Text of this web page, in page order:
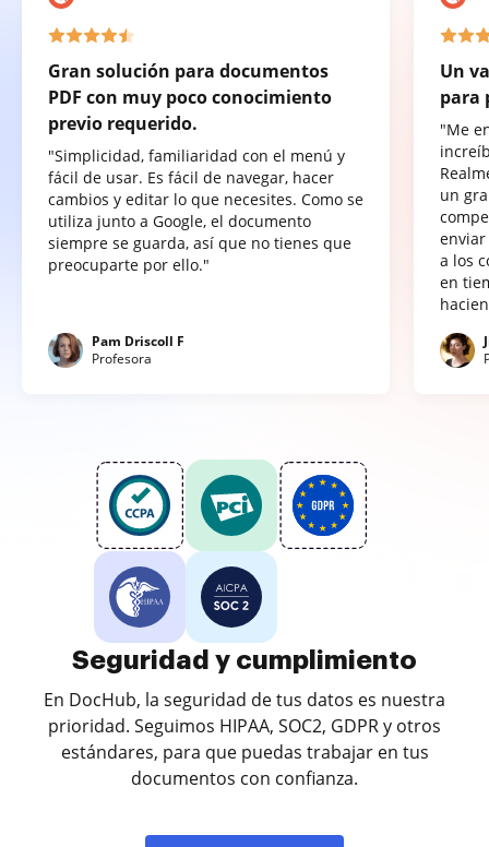
Gran solución para documentos
PDF con muy poco conocimiento
previo requerido.
"Simplicidad, familiaridad con el menú y
fácil de usar. Es fácil de navegar, hacer
cambios y editar lo que necesites. Como se
utiliza junto a Google, el documento
siempre se guarda, así que no tienes que
preocuparte por ello."
Pam Driscoll F
Profesora
Un
para
"Me
un
a los
en
Seguridad y cumplimiento
En DocHub, la seguridad de tus datos es nuestra
prioridad. Seguimos HIPAA, SOC2, GDPR y otros
estándares, para que puedas trabajar en tus
documentos con confianza.